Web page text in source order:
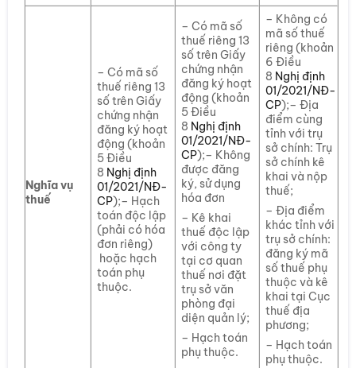
Nghĩa vụ
thuế
– Có mã số
thuế riêng 13
số trên Giấy
chứng nhận
đăng ký hoạt
động (khoản
5 Điều
8 Nghị định
01/2021/NĐ-
CP);– Hạch
toán độc lập
(phải có hóa
đơn riêng)
hoặc hạch
toán phụ
thuộc.
– Có mã số
thuế riêng 13
số trên Giấy
chứng nhận
đăng ký hoạt
động (khoản
5 Điều
8 Nghị định
01/2021/NĐ-
CP);– Không
được đăng
ký, sử dụng
hóa đơn
– Kê khai
thuế độc lập
với công ty
tại cơ quan
thuế nơi đặt
trụ sở văn
phòng đại
diện quản lý;
– Hạch toán
phụ thuộc.
– Không có
mã số thuế
riêng (khoản
6 Điều
8 Nghị định
01/2021/NĐ-
CP);– Địa
điểm cùng
tỉnh với trụ
sở chính: Trụ
sở chính kê
khai và nộp
thuế;
– Địa điểm
khác tỉnh với
trụ sở chính:
đăng ký mã
số thuế phụ
thuộc và kê
khai tại Cục
thuế địa
phương;
– Hạch toán
phụ thuộc.